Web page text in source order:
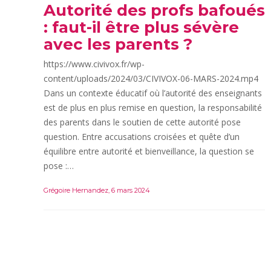
Autorité des profs bafoués
: faut-il être plus sévère
avec les parents ?
https://www.civivox.fr/wp-
content/uploads/2024/03/CIVIVOX-06-MARS-2024.mp4
Dans un contexte éducatif où l’autorité des enseignants
est de plus en plus remise en question, la responsabilité
des parents dans le soutien de cette autorité pose
question. Entre accusations croisées et quête d’un
équilibre entre autorité et bienveillance, la question se
pose :…
Grégoire Hernandez, 6 mars 2024